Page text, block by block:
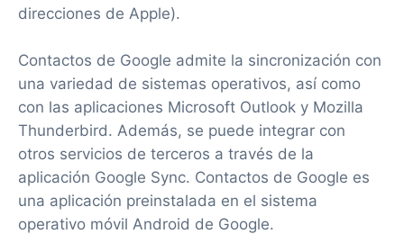
direcciones de Apple).
Contactos de Google admite la sincronización con
una variedad de sistemas operativos, así como
con las aplicaciones Microsoft Outlook y Mozilla
Thunderbird. Además, se puede integrar con
otros servicios de terceros a través de la
aplicación Google Sync. Contactos de Google es
una aplicación preinstalada en el sistema
operativo móvil Android de Google.